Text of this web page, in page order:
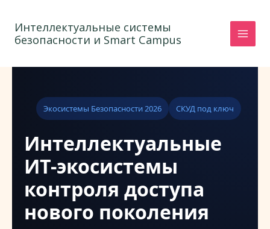
содержимому
Интеллектуальные системы
безопасности и Smart Campus
Экосистемы Безопасности 2026 СКУД под ключ
Интеллектуальные
ИТ-экосистемы
контроля доступа
нового поколения